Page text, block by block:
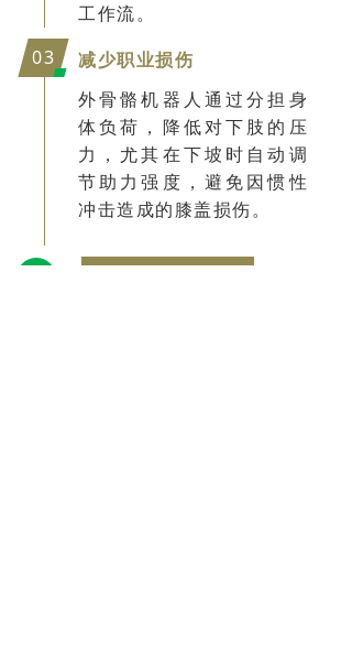
工作流。
03
减少职业损伤
外骨骼机器人通过分担身
体负荷，降低对下肢的压
力，尤其在下坡时自动调
节助力强度，避免因惯性
冲击造成的膝盖损伤。